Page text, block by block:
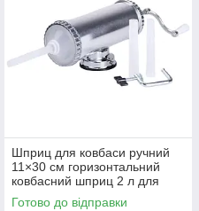
Шприц для ковбаси ручний
11×30 см горизонтальний
ковбасний шприц 2 л для
фаршу 3 насадки 16788-2
Готово до відправки